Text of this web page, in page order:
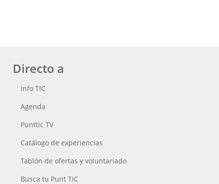
Directo a
Info TIC
Agenda
Punttic TV
Catálogo de experiencias
Tablón de ofertas y voluntariado
Busca tu Punt TIC